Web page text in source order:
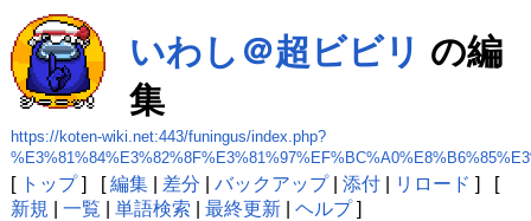
いわし＠超ビビリ の編
集
https://koten-wiki.net:443/funingus/index.php?
[ トップ] [編集| 差分 バックアップ| 添付| リロード ] [
新規
一覧 単語検索 最終更新| ヘルプ]